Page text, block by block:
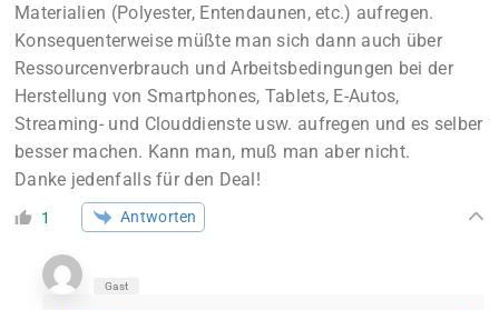
Materialien (Polyester, Entendaunen, etc.) aufregen.
Konsequenterweise müßte man sich dann auch über
Ressourcenverbrauch und Arbeitsbedingungen bei der
Herstellung von Smartphones, Tablets, E-Autos,
Streaming- und Clouddienste usw. aufregen und es selber
besser machen. Kann man, muß man aber nicht.
Danke jedenfalls für den Deal!
1 Antworten
Gast